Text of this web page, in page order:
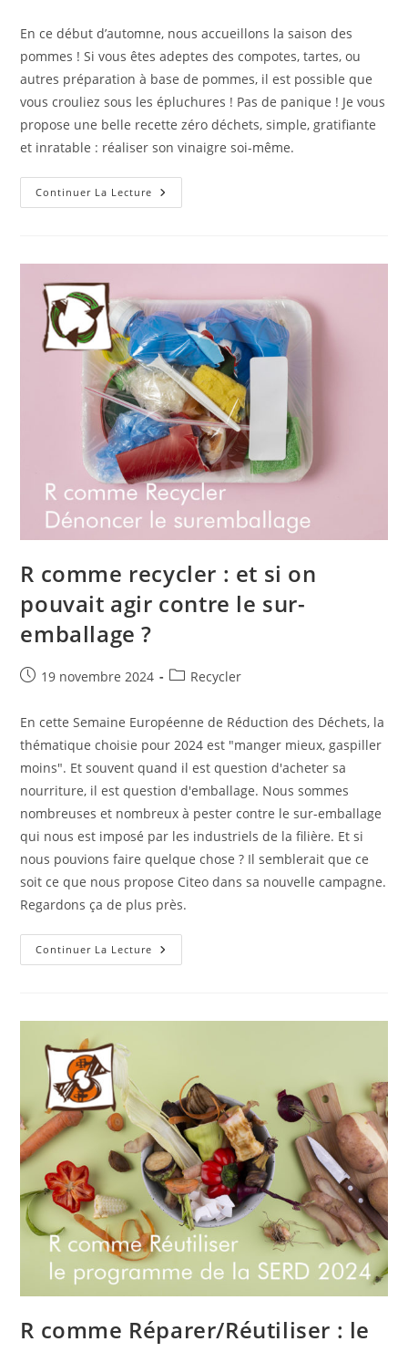
En ce début d’automne, nous accueillons la saison des
pommes ! Si vous êtes adeptes des compotes, tartes, ou
autres préparation à base de pommes, il est possible que
vous crouliez sous les épluchures ! Pas de panique ! Je vous
propose une belle recette zéro déchets, simple, gratifiante
et inratable : réaliser son vinaigre soi-même.
Continuer La Lecture R
Comme
Vinaigre
Pommes
R comme recycler : et si on
pouvait agir contre le sur-
emballage ?
Publication
19 novembre 2024
PostRecycler
En cette Semaine Européenne de Réduction des Déchets, la
thématique choisie pour 2024 est "manger mieux, gaspiller
moins". Et souvent quand il est question d'acheter sa
nourriture, il est question d'emballage. Nous sommes
nombreuses et nombreux à pester contre le sur-emballage
qui nous est imposé par les industriels de la filière. Et si
nous pouvions faire quelque chose ? Il semblerait que ce
soit ce que nous propose Citeo dans sa nouvelle campagne.
Regardons ça de plus près.
Continuer La Lecture R
Comme
On
Sur-
Emballage
?
R comme Réparer/Réutiliser : le